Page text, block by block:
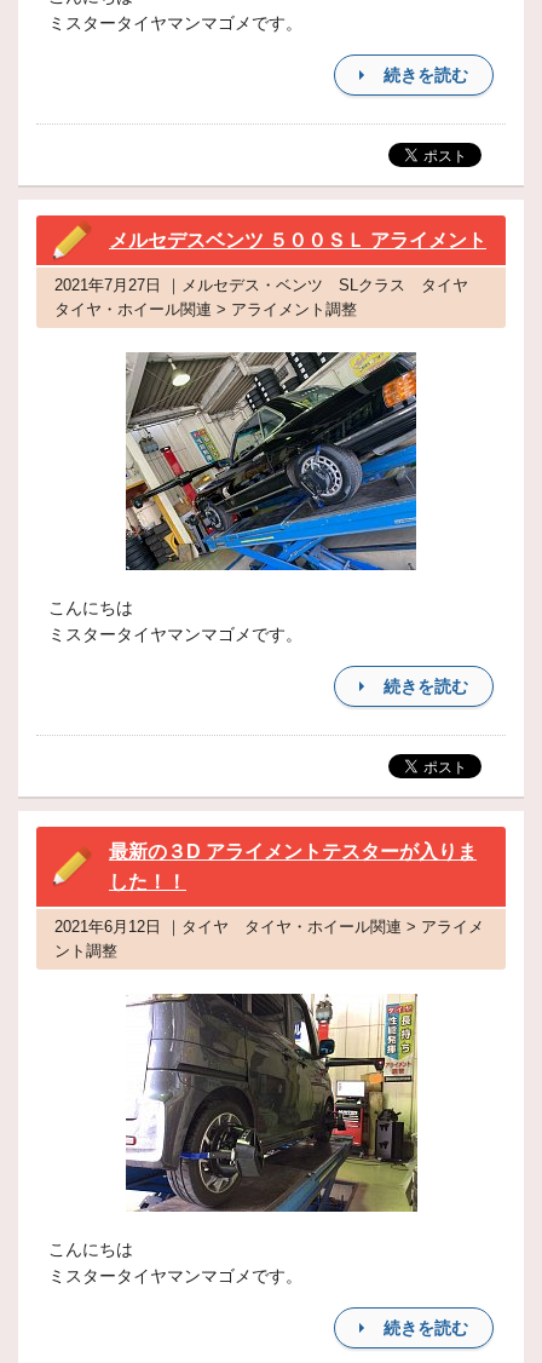
ミスタータイヤマンマゴメです。
続きを読む
メルセデスベンツ ５００ＳＬ アライメント
2021年7月27日 ｜メルセデス・ベンツ SLクラス タイヤ
タイヤ・ホイール関連 > アライメント調整
こんにちは
ミスタータイヤマンマゴメです。
続きを読む
最新の３D アライメントテスターが入りま
した！！
2021年6月12日 ｜タイヤ タイヤ・ホイール関連 > アライメ
ント調整
こんにちは
ミスタータイヤマンマゴメです。
続きを読む